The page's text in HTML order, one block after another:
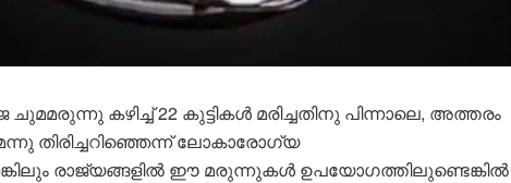
കഴിച്ച് 22 കുട്ടികൾ മരിച്ചതിനു പിന്നാലെ, അത്തരം
തിരിച്ചറിഞ്ഞെന്ന് ലോകാരോഗ്യ
രാജ്യങ്ങളിൽ ഈ മരുന്നുകൾ ഉപയോഗത്തിലുണ്ടെങ്കിൽ